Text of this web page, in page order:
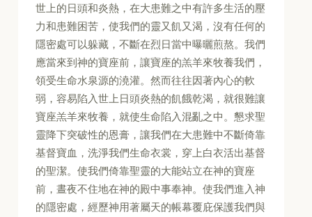
世上的日頭和炎熱，在大患難之中有許多生活的壓
力和患難困苦，使我們的靈又飢又渴，沒有任何的
隱密處可以躲藏，不斷在烈日當中曝曬煎熬。我們
應當來到神的寶座前，讓寶座的羔羊來牧養我們，
領受生命水泉源的澆灌。然而往往因著內心的軟
弱，容易陷入世上日頭炎熱的飢餓乾渴，就很難讓
寶座羔羊來牧養，就使生命陷入混亂之中。懇求聖
靈降下突破性的恩膏，讓我們在大患難中不斷倚靠
基督寶血，洗淨我們生命衣裳，穿上白衣活出基督
的聖潔。使我們倚靠聖靈的大能站立在神的寶座
前，晝夜不住地在神的殿中事奉神。使我們進入神
的隱密處，經歷神用著屬天的帳幕覆庇保護我們與